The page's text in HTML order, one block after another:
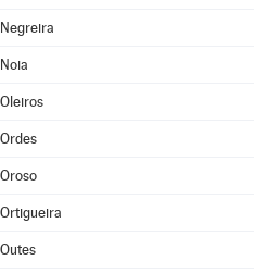
Negreira
Noia
Oleiros
Ordes
Oroso
Ortigueira
Outes